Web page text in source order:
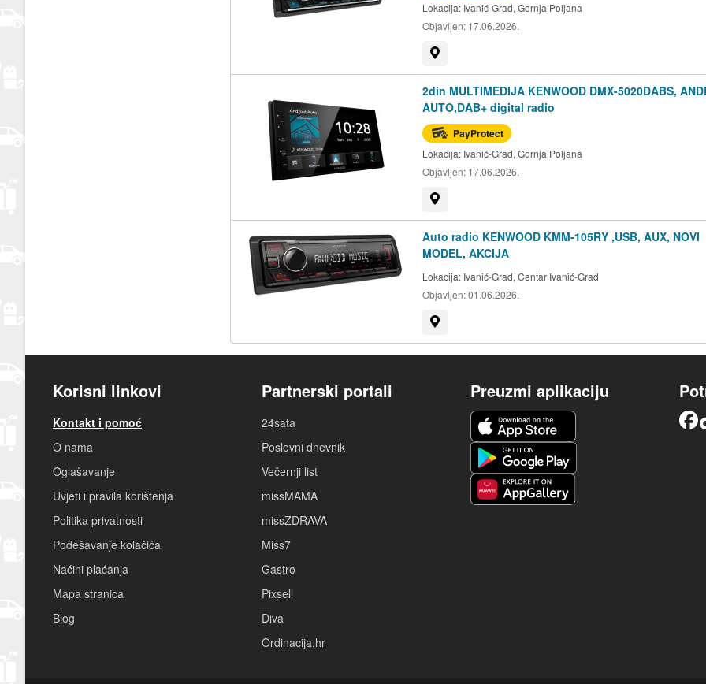
Lokacija: Ivanić-Grad, Gornja Poljana
Objavljen: 17.06.2026.
2din MULTIMEDIJA KENWOOD DMX-5020DABS,
AUTO,DAB+ digital radio
PayProtect
Lokacija: Ivanić-Grad, Gornja Poljana
Objavljen: 17.06.2026.
Auto radio KENWOOD KMM-105RY ,USB, AUX, NOVI
MODEL, AKCIJA
Lokacija: Ivanić-Grad, Centar Ivanić-Grad
Objavljen:01.06.2026.
Korisni linkovi
Kontakt i pomoć
O nama
Oglašavanje
Uvjeti i pravila korištenja
Politika privatnosti
Podešavanje kolačića
Načini plaćanja
Mapa stranica
Blog
Partnerski portali
24sata
Poslovni dnevnik
Večernji list
missMAMA
missZDRAVA
Miss7
Gastro
Pixsell
Diva
Ordinacija.hr
Preuzmi aplikaciju